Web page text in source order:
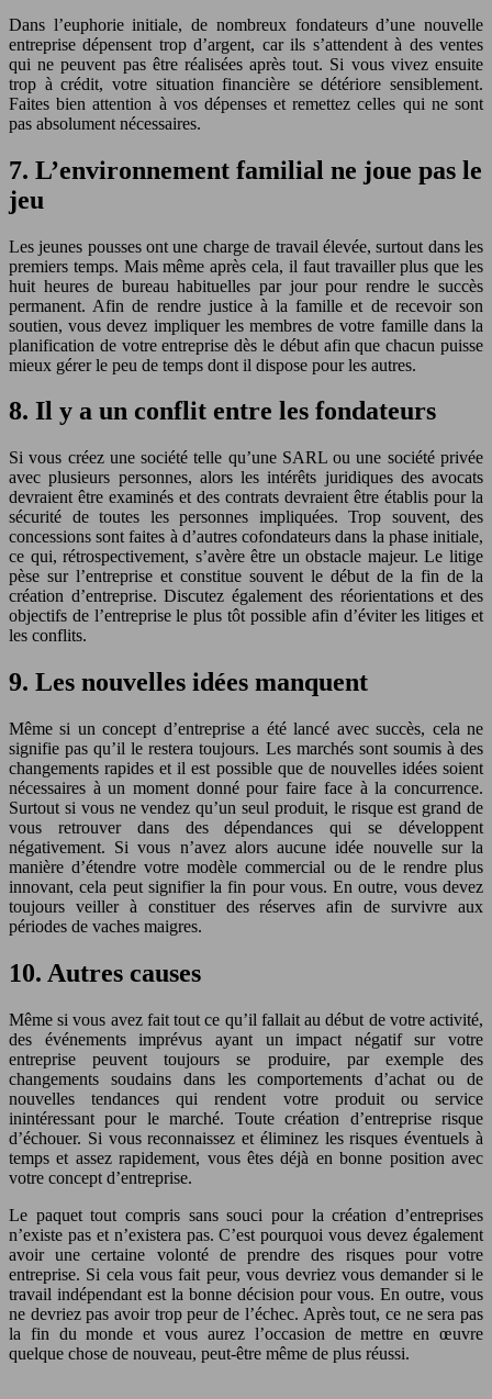
Dans l’euphorie initiale, de nombreux fondateurs d’une nouvelle
entreprise dépensent trop d’argent, car ils s’attendent à des ventes
qui ne peuvent pas être réalisées après tout. Si vous vivez ensuite
trop à crédit, votre situation financière se détériore sensiblement.
Faites bien attention à vos dépenses et remettez celles qui ne sont
pas absolument nécessaires.
7. L’environnement familial ne joue pas le
jeu
Les jeunes pousses ont une charge de travail élevée, surtout dans les
premiers temps. Mais même après cela, il faut travailler plus que les
huit heures de bureau habituelles par jour pour rendre le succès
permanent. Afin de rendre justice à la famille et de recevoir son
soutien, vous devez impliquer les membres de votre famille dans la
planification de votre entreprise dès le début afin que chacun puisse
mieux gérer le peu de temps dont il dispose pour les autres.
8. Il y a un conflit entre les fondateurs
Si vous créez une société telle qu’une SARL ou une société privée
avec plusieurs personnes, alors les intérêts juridiques des avocats
devraient être examinés et des contrats devraient être établis pour la
sécurité de toutes les personnes impliquées. Trop souvent, des
concessions sont faites à d’autres cofondateurs dans la phase initiale,
ce qui, rétrospectivement, s’avère être un obstacle majeur. Le litige
pèse sur l’entreprise et constitue souvent le début de la fin de la
création d’entreprise. Discutez également des réorientations et des
objectifs de l’entreprise le plus tôt possible afin d’éviter les litiges et
les conflits.
9. Les nouvelles idées manquent
Même si un concept d’entreprise a été lancé avec succès, cela ne
signifie pas qu’il le restera toujours. Les marchés sont soumis à des
changements rapides et il est possible que de nouvelles idées soient
nécessaires à un moment donné pour faire face à la concurrence.
Surtout si vous ne vendez qu’un seul produit, le risque est grand de
vous retrouver dans des dépendances qui se développent
négativement. Si vous n’avez alors aucune idée nouvelle sur la
manière d’étendre votre modèle commercial ou de le rendre plus
innovant, cela peut signifier la fin pour vous. En outre, vous devez
toujours veiller à constituer des réserves afin de survivre aux
périodes de vaches maigres.
10. Autres causes
Même si vous avez fait tout ce qu’il fallait au début de votre activité,
des événements imprévus ayant un impact négatif sur votre
entreprise peuvent toujours se produire, par exemple des
changements soudains dans les comportements d’achat ou de
nouvelles tendances qui rendent votre produit ou service
inintéressant pour le marché. Toute création d’entreprise risque
d’échouer. Si vous reconnaissez et éliminez les risques éventuels à
temps et assez rapidement, vous êtes déjà en bonne position avec
votre concept d’entreprise.
Le paquet tout compris sans souci pour la création d’entreprises
n’existe pas et n’existera pas. C’est pourquoi vous devez également
avoir une certaine volonté de prendre des risques pour votre
entreprise. Si cela vous fait peur, vous devriez vous demander si le
travail indépendant est la bonne décision pour vous. En outre, vous
ne devriez pas avoir trop peur de l’échec. Après tout, ce ne sera pas
la fin du monde et vous aurez l’occasion de mettre en œuvre
quelque chose de nouveau, peut-être même de plus réussi.